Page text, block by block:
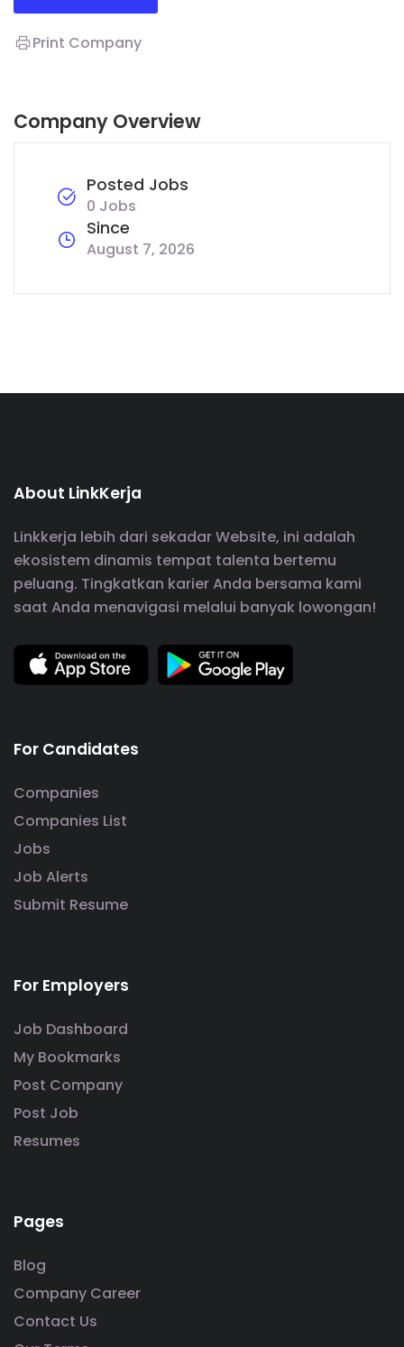
Print Company
Company Overview
Posted Jobs
0 Jobs
Since
August 7, 2026
About LinkKerja
Linkkerja lebih dari sekadar Website, ini adalah
ekosistem dinamis tempat talenta bertemu
peluang. Tingkatkan karier Anda bersama kami
saat Anda menavigasi melalui banyak lowongan!
For Candidates
Companies
Companies List
Jobs
Job Alerts
Submit Resume
For Employers
Job Dashboard
My Bookmarks
Post Company
Post Job
Resumes
Pages
Blog
Company Career
Contact Us